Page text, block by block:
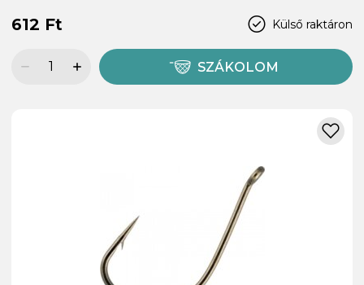
Külső raktáron
612 Ft
SZÁKOLOM